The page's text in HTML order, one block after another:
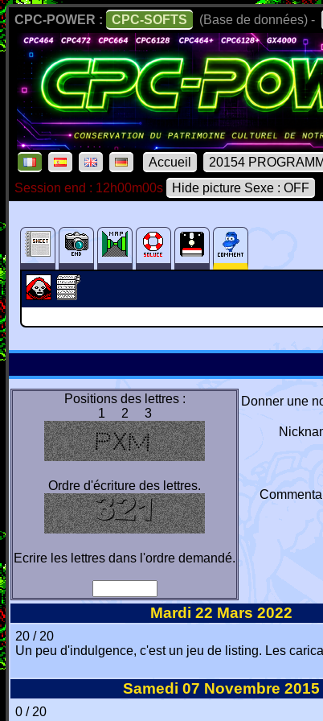
CPC-POWER : CPC-SOFTS (Base de données) -
Accueil 20154
Session end : 12h00m00s
Hide picture Sexe : OFF
Positions des lettres :
1 2 3
Ordre d'écriture des lettres.
Ecrire les lettres dans l'ordre demandé.
Donner une
Mardi 22 Mars 2022
20 / 20
Un peu d'indulgence, c'est un jeu de listing. Les
Samedi 07 Novembre 2015
0 / 20